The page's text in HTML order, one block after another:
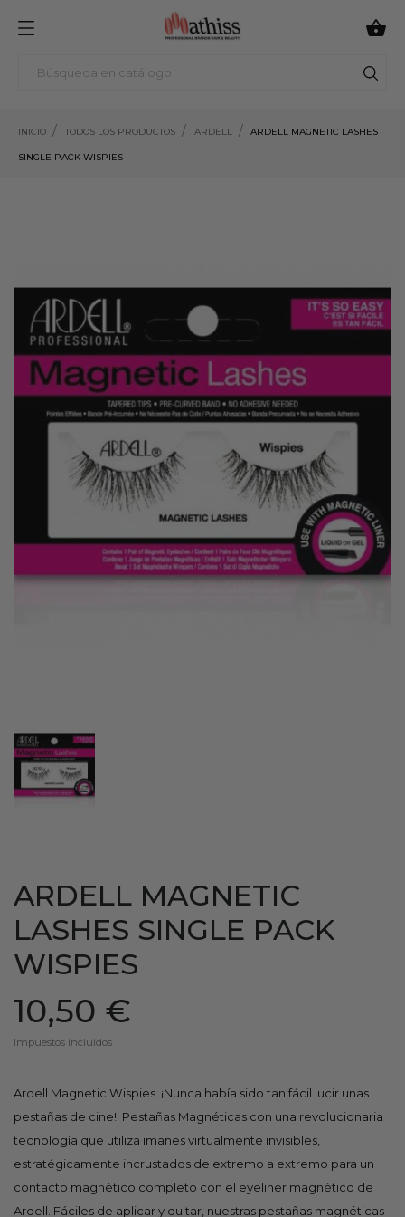

INICIO TODOS LOS PRODUCTOS ARDELL ARDELL MAGNETIC LASHES
SINGLE PACK WISPIES
ARDELL MAGNETIC
LASHES SINGLE PACK
WISPIES
10,50 €
Impuestos incluidos
Ardell Magnetic Wispies. ¡Nunca había sido tan fácil lucir unas
pestañas de cine!. Pestañas Magnéticas con una revolucionaria
tecnología que utiliza imanes virtualmente invisibles,
estratégicamente incrustados de extremo a extremo para un
contacto magnético completo con el eyeliner magnético de
Ardell. Fáciles de aplicar y quitar, nuestras pestañas magnéticas